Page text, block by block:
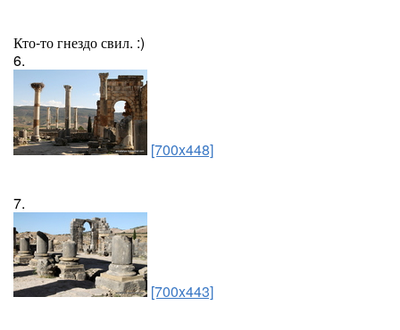
Кто-то гнездо свил. :)
6.
[700x448]
7.
[700x443]